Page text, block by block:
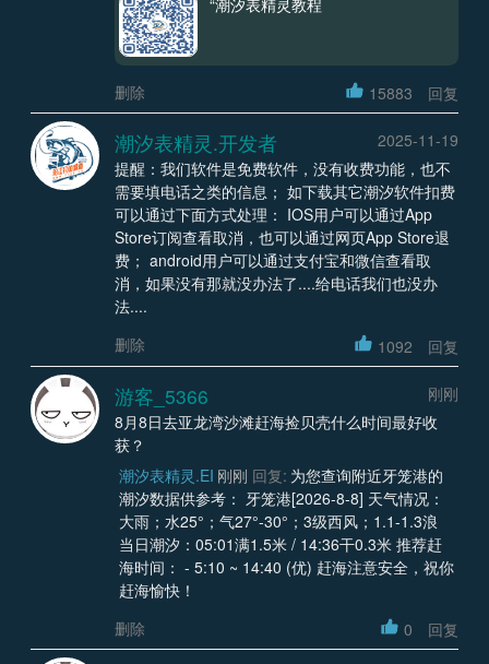
“潮汐表精灵教程
删除 15883 回复
潮汐表精灵.开发者
2025-11-19
提醒：我们软件是免费软件，没有收费功能，也不
需要填电话之类的信息； 如下载其它潮汐软件扣费
可以通过下面方式处理： IOS用户可以通过App
Store订阅查看取消，也可以通过网页App Store退
费； android用户可以通过支付宝和微信查看取
消，如果没有那就没办法了....给电话我们也没办
法....
删除
1092 回复
游客_5366
刚刚
8月8日去亚龙湾沙滩赶海捡贝壳什么时间最好收
获？
潮汐表精灵.EI 刚刚 回复: 为您查询附近牙笼港的
潮汐数据供参考： 牙笼港[2026-8-8] 天气情况：
大雨；水25°；气27°-30°；3级西风；1.1-1.3浪
当日潮汐：05:01满1.5米 / 14:36干0.3米 推荐赶
海时间： - 5:10 ~ 14:40 (优) 赶海注意安全，祝你
赶海愉快！
删除
0 回复